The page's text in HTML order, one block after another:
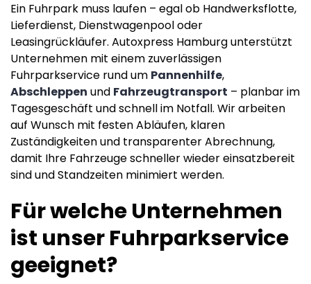
Ein Fuhrpark muss laufen – egal ob Handwerksflotte,
Lieferdienst, Dienstwagenpool oder
Leasingrückläufer. Autoxpress Hamburg unterstützt
Unternehmen mit einem zuverlässigen
Fuhrparkservice rund um Pannenhilfe,
Abschleppen und Fahrzeugtransport – planbar im
Tagesgeschäft und schnell im Notfall. Wir arbeiten
auf Wunsch mit festen Abläufen, klaren
Zuständigkeiten und transparenter Abrechnung,
damit Ihre Fahrzeuge schneller wieder einsatzbereit
sind und Standzeiten minimiert werden.
Für welche Unternehmen
ist unser Fuhrparkservice
geeignet?